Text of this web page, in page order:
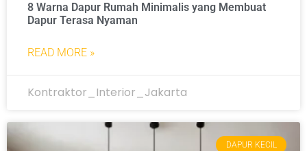
8 Warna Dapur Rumah Minimalis yang Membuat
Dapur Terasa Nyaman
READ MORE »
Kontraktor_Interior_Jakarta
DAPUR KECIL